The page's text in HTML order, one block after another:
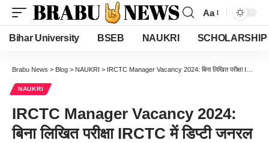
Font
Resizer
Aa
Bihar University BSEB NAUKRI SCHOLARSHIP
Brabu News > Blog > NAUKRI > IRCTC Manager Vacancy 2024: बिना लिखित परीक्षा IRCTC में डिप्टी जनरल मैनेजर सहित अन्य पदों पर निकली भर्ती, ऐसे करे अप्लाई
NAUKRI
IRCTC Manager Vacancy 2024:
बिना लिखित परीक्षा IRCTC में डिप्टी जनरल